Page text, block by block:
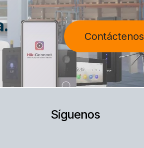
Contáctenos
Síguenos